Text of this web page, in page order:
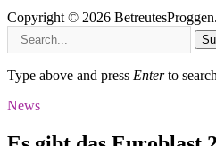
Copyright © 2026
Type above and press Enterto
News